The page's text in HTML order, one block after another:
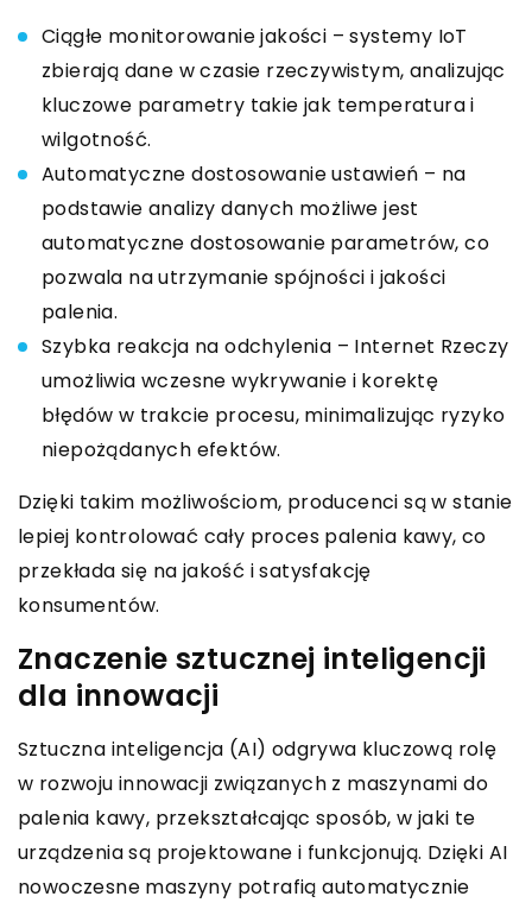
Ciągłe monitorowanie jakości – systemy IoT
zbierają dane w czasie rzeczywistym, analizując
kluczowe parametry takie jak temperatura i
wilgotność.
Automatyczne dostosowanie ustawień – na
podstawie analizy danych możliwe jest
automatyczne dostosowanie parametrów, co
pozwala na utrzymanie spójności i jakości
palenia.
Szybka reakcja na odchylenia – Internet Rzeczy
umożliwia wczesne wykrywanie i korektę
błędów w trakcie procesu, minimalizując ryzyko
niepożądanych efektów.
Dzięki takim możliwościom, producenci są w stanie
lepiej kontrolować cały proces palenia kawy, co
przekłada się na jakość i satysfakcję
konsumentów.
Znaczenie sztucznej inteligencji
dla innowacji
Sztuczna inteligencja (AI) odgrywa kluczową rolę
w rozwoju innowacji związanych z maszynami do
palenia kawy, przekształcając sposób, w jaki te
urządzenia są projektowane i funkcjonują. Dzięki AI
nowoczesne maszyny potrafią automatycznie